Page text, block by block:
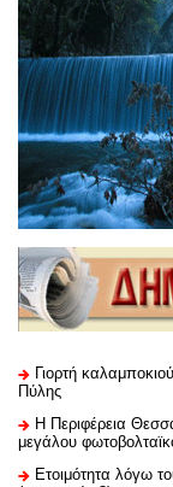
Γιορτή
Πύλης
H Περιφέρεια
μεγάλου
Ετοιμότητα λόγω